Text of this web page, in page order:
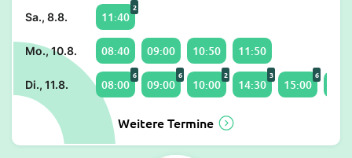
Sa., 8.8. 11:40
2
Mo., 10.8. 08:40 09:00 10:50 11:50
Di., 11.8. 08:00
6
09:00
6
10:00
2
14:30
3
15:00
6
Weitere Termine